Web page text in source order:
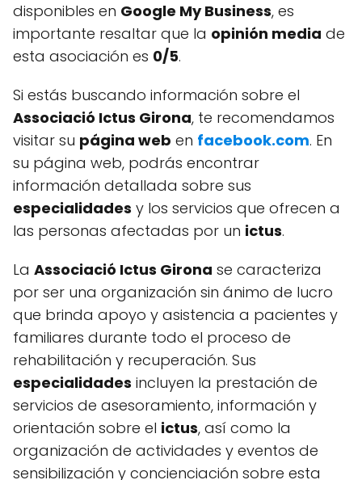
disponibles en Google My Business, es
importante resaltar que la opinión media de
esta asociación es 0/5.
Si estás buscando información sobre el
Associació Ictus Girona, te recomendamos
visitar su página web en facebook.com. En
su página web, podrás encontrar
información detallada sobre sus
especialidades y los servicios que ofrecen a
las personas afectadas por un ictus.
La Associació Ictus Girona se caracteriza
por ser una organización sin ánimo de lucro
que brinda apoyo y asistencia a pacientes y
familiares durante todo el proceso de
rehabilitación y recuperación. Sus
especialidades incluyen la prestación de
servicios de asesoramiento, información y
orientación sobre el ictus, así como la
organización de actividades y eventos de
sensibilización y concienciación sobre esta